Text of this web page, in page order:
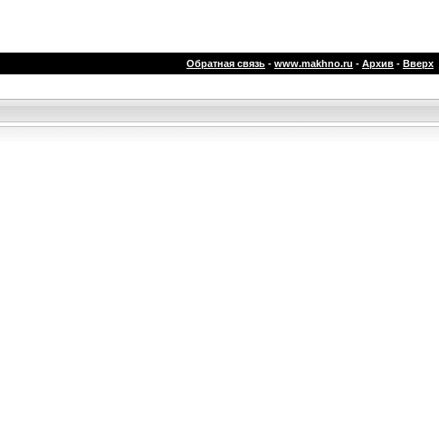
Обратная связь - www.makhno.ru - Архив - Вверх